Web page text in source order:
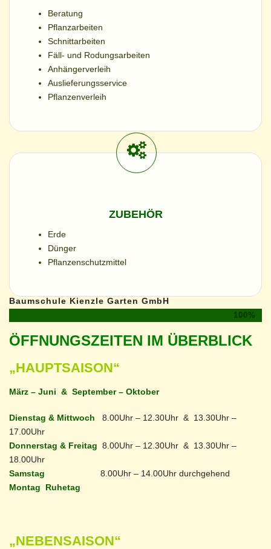
Beratung
Pflanzarbeiten
Schnittarbeiten
Fäll- und Rodungsarbeiten
Anhängerverleih
Auslieferungsservice
Pflanzenverleih
ZUBEHÖR
Erde
Dünger
Pflanzenschutzmittel
Baumschule Kienzle Garten GmbH
100%
ÖFFNUNGSZEITEN IM ÜBERBLICK
„HAUPTSAISON“
März – Juni & September – Oktober
Dienstag & Mittwoch 8.00Uhr – 12.30Uhr & 13.30Uhr –
17.00Uhr
Donnerstag & Freitag 8.00Uhr – 12.30Uhr & 13.30Uhr –
18.00Uhr
Samstag 8.00Uhr – 14.00Uhr durchgehend
Montag Ruhetag
„NEBENSAISON“